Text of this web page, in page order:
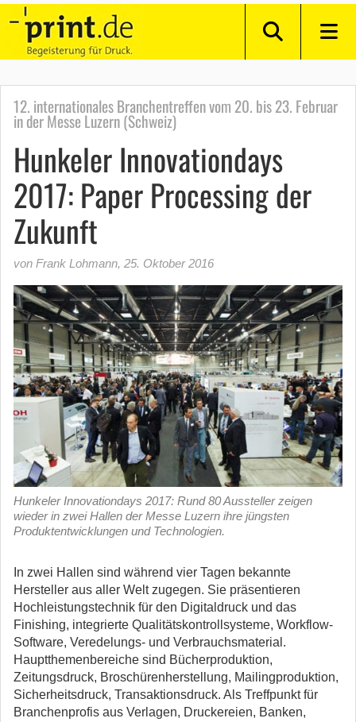
12. internationales Branchentreffen vom 20. bis 23. Februar
in der Messe Luzern (Schweiz)
Hunkeler Innovationdays
2017: Paper Processing der
Zukunft
von Frank Lohmann, 25. Oktober 2016
Hunkeler Innovationdays 2017: Rund 80 Aussteller zeigen
wieder in zwei Hallen der Messe Luzern ihre jüngsten
Produktentwicklungen und Technologien.
In zwei Hallen sind während vier Tagen bekannte
Hersteller aus aller Welt zugegen. Sie präsentieren
Hochleistungstechnik für den Digitaldruck und das
Finishing, integrierte Qualitätskontrollsysteme, Workflow-
Software, Veredelungs- und Verbrauchsmaterial.
Hauptthemenbereiche sind Bücherproduktion,
Zeitungsdruck, Broschürenherstellung, Mailingproduktion,
Sicherheitsdruck, Transaktionsdruck. Als Treffpunkt für
Branchenprofis aus Verlagen, Druckereien, Banken,